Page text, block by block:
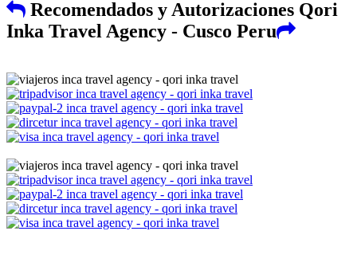
Recomendados y Autorizaciones Qori
Inka Travel Agency - Cusco Peru